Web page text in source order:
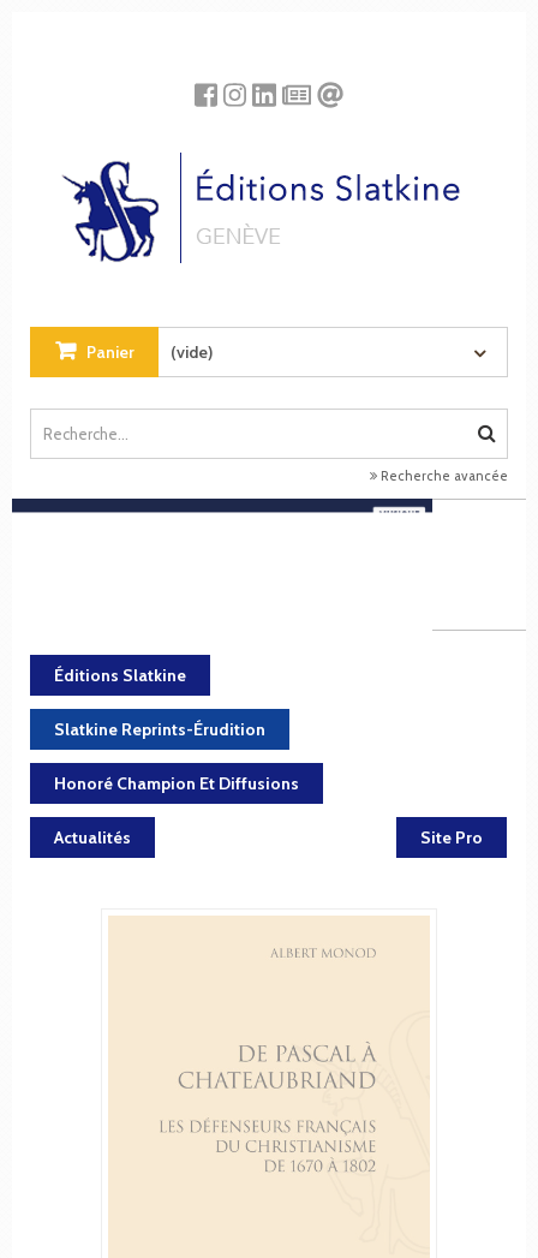
Panier (vide)
Recherche avancée
Éditions Slatkine
Slatkine Reprints-Érudition
Honoré Champion Et Diffusions
Actualités Site Pro